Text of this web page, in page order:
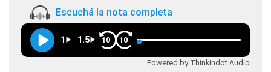
Escuchá la nota completa
1 1.5 10 10
Powered by Thinkindot Audio